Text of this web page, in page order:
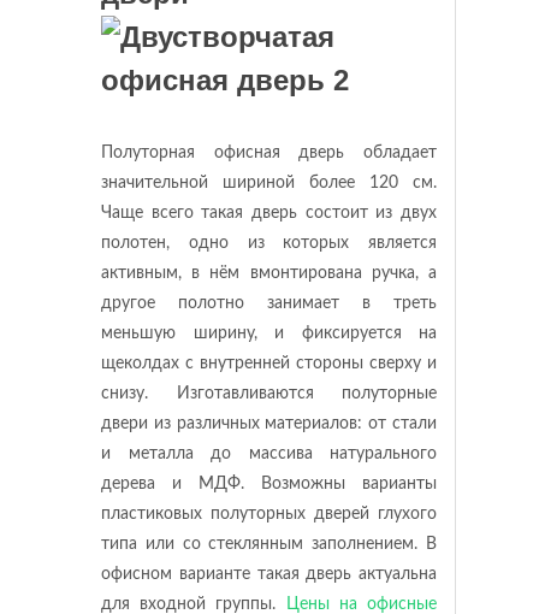
Полуторная офисная дверь обладает
значительной шириной более 120 см.
Чаще всего такая дверь состоит из двух
полотен, одно из которых является
активным, в нём вмонтирована ручка, а
другое полотно занимает в треть
меньшую ширину, и фиксируется на
щеколдах с внутренней стороны сверху и
снизу. Изготавливаются полуторные
двери из различных материалов: от стали
и металла до массива натурального
дерева и МДФ. Возможны варианты
пластиковых полуторных дверей глухого
типа или со стеклянным заполнением. В
офисном варианте такая дверь актуальна
для входной группы.
Цены на офисные